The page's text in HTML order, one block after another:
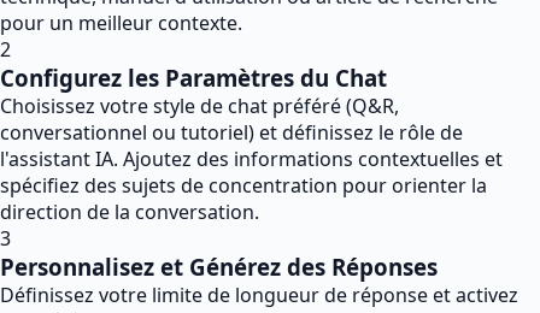
pour un meilleur contexte.
2
Configurez les Paramètres du Chat
Choisissez votre style de chat préféré (Q&R,
conversationnel ou tutoriel) et définissez le rôle de
l'assistant IA. Ajoutez des informations contextuelles et
spécifiez des sujets de concentration pour orienter la
direction de la conversation.
3
Personnalisez et Générez des Réponses
Définissez votre limite de longueur de réponse et activez